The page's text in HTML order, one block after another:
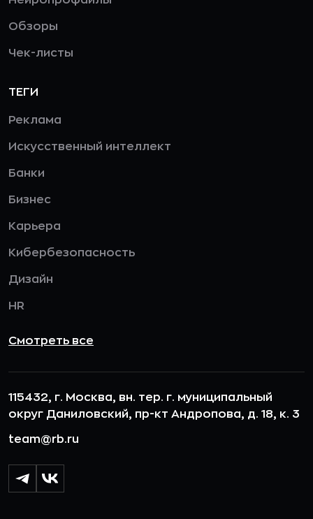
Обзоры
Чек-листы
ТЕГИ
Реклама
Искусственный интеллект
Банки
Бизнес
Карьера
Кибербезопасность
Дизайн
HR
Смотреть все
115432, г. Москва, вн. тер. г. муниципальный
округ Даниловский, пр-кт Андропова, д. 18, к. 3
team@rb.ru